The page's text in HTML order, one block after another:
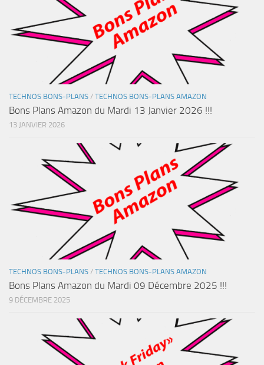
TECHNOS BONS-PLANS / TECHNOS BONS-PLANS AMAZON
Bons Plans Amazon du Mardi 13 Janvier 2026 !!!
13 JANVIER 2026
TECHNOS BONS-PLANS / TECHNOS BONS-PLANS AMAZON
Bons Plans Amazon du Mardi 09 Décembre 2025 !!!
9 DÉCEMBRE 2025